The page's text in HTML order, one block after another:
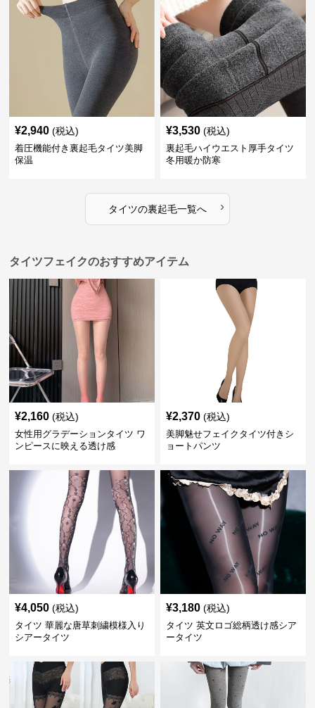
¥2,940 (税込)
着圧機能付き裏起毛タイツ美脚
保温
¥3,530 (税込)
裏起毛ハイウエスト厚手タイツ
冬用暖か防寒
タイツの裏起毛一覧へ ›
タイツフェイクのおすすめアイテム
¥2,160 (税込)
女性用グラデーションタイツ ワ
ンピースに映える透け感
¥2,370 (税込)
美脚魅せフェイクタイツ付きシ
ョートパンツ
¥4,050 (税込)
タイツ 華麗な唐草刺繍模様入り
シアータイツ
¥3,180 (税込)
タイツ 英文ロゴ総柄透け感シア
ータイツ